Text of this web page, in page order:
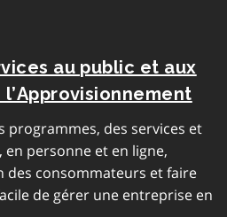
au public et aux
programmes, des services et
personne et en ligne,
des consommateurs et faire
de gérer une entreprise en